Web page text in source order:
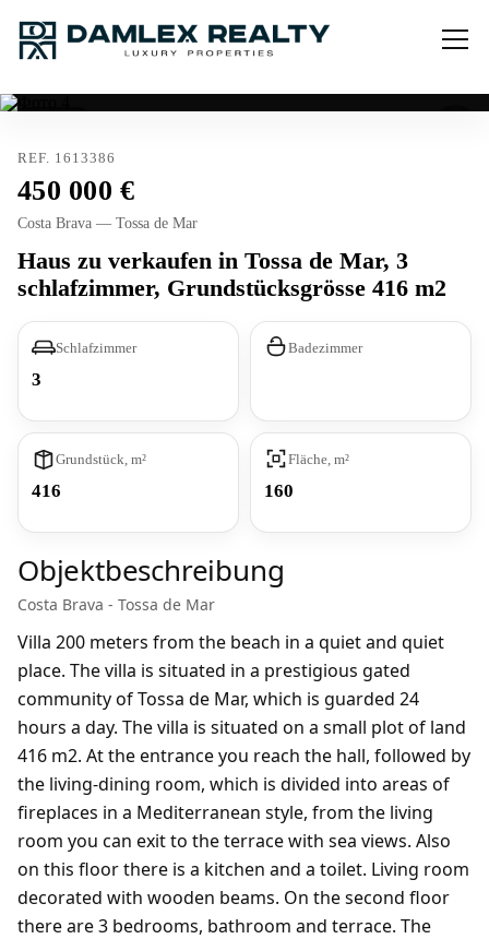
REF. 1613386
450 000
Costa Brava — Tossa de Mar
Haus zu verkaufen in Tossa de Mar, 3
schlafzimmer, Grundstücksgrösse 416 m2
Schlafzimmer
3
Badezimmer
Grundstück, m²
416
Fläche, m²
160
Objektbeschreibung
Costa Brava - Tossa de Mar
Villa 200 meters from the beach in a quiet and quiet
place. The villa is situated in a prestigious gated
community of Tossa de Mar, which is guarded 24
hours a day. The villa is situated on a small plot of land
416 m2. At the entrance you reach the hall, followed by
the living-dining room, which is divided into areas of
fireplaces in a Mediterranean style, from the living
room you can exit to the terrace with sea views. Also
on this floor there is a kitchen and a toilet. Living room
decorated with wooden beams. On the second floor
there are 3 bedrooms, bathroom and terrace. The